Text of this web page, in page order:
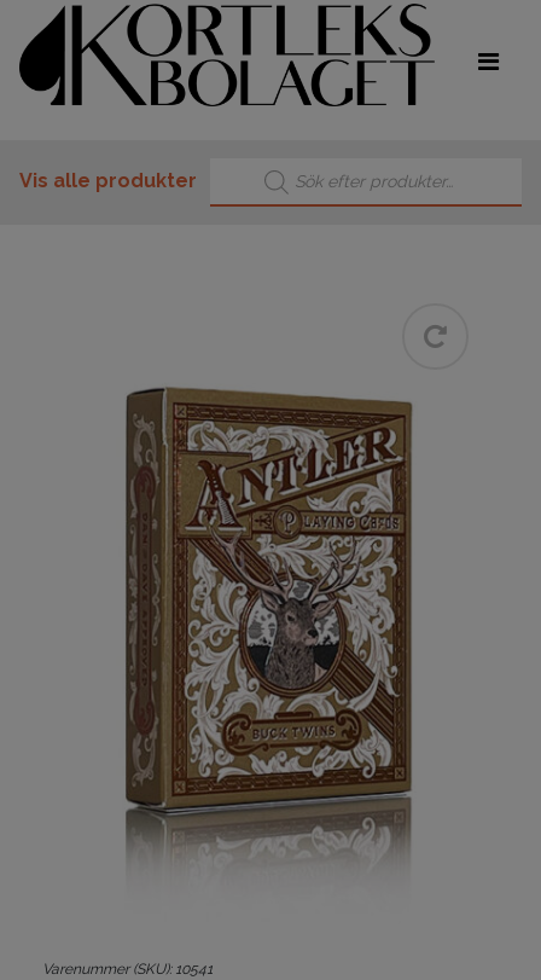
Vis alle produkter
Products search
Varenummer (SKU): 10541